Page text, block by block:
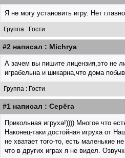
Я не могу установить игру. Нет
Группа : Гости
#2 написал : Michrya
А зачем вы пишите лицензия,это не
играбельна и шикарна,что дома
Группа : Гости
#1 написал : Серёга
Прикольная игруха!)))) Многое что
Наконец-таки достойная игруха от
не хватает того-то, есть маленькие
что в других играх я не видел.